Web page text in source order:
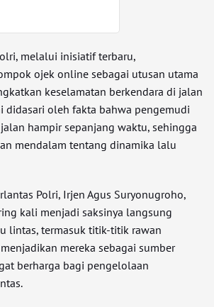
melalui inisiatif terbaru,
ojek online sebagai utusan utama
keselamatan berkendara di jalan
didasari oleh fakta bahwa pengemudi
hampir sepanjang waktu, sehingga
mendalam tentang dinamika lalu
Polri, Irjen Agus Suryonugroho,
kali menjadi saksinya langsung
lintas, termasuk titik-titik rawan
mereka sebagai sumber
berharga bagi pengelolaan